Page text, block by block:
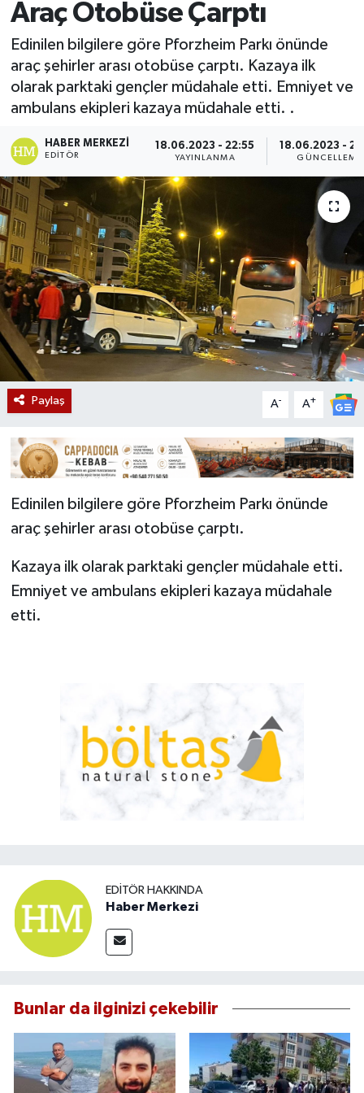
Araç Otobüse Çarptı
Edinilen bilgilere göre Pforzheim Parkı önünde
araç şehirler arası otobüse çarptı. Kazaya ilk
olarak parktaki gençler müdahale etti. Emniyet ve
ambulans ekipleri kazaya müdahale etti. .
HABER MERKEZI
EDITÖR
18.06.2023 - 22:55
YAYINLANMA
18.06.2023 -
GÜNCELLEME
Paylaş A- A+
Edinilen bilgilere göre Pforzheim Parkı önünde
araç şehirler arası otobüse çarptı.
Kazaya ilk olarak parktaki gençler müdahale etti.
Emniyet ve ambulans ekipleri kazaya müdahale
etti.
EDITÖR HAKKINDA
Haber Merkezi
Bunlar da ilginizi çekebilir